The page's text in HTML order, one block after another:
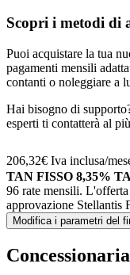
Scopri i metodi di
Puoi acquistare la tua
pagamenti mensili
contanti o noleggiare a
Hai bisogno di
esperti ti contatterà al
206,32€ Iva inclusa/
TAN FISSO 8,35%
96 rate mensili. L'offerta
approvazione Stellantis
Modifica i parametri del
Concessionaria